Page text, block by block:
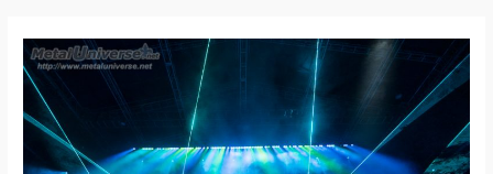
25:09:28
–
The
Australian
Pink